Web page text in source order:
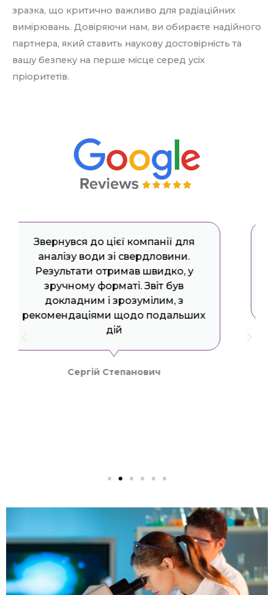
зразка, що критично важливо для радіаційних
вимірювань. Довіряючи нам, ви обираєте надійного
партнера, який ставить наукову достовірність та
вашу безпеку на перше місце серед усіх
пріоритетів.
Рекомендуємо лабораторію
«Екодія» іншим зацікавленим
особам як надійного партнера в
галузі комплексних лабораторних
досліджень об'єктів довкілля.